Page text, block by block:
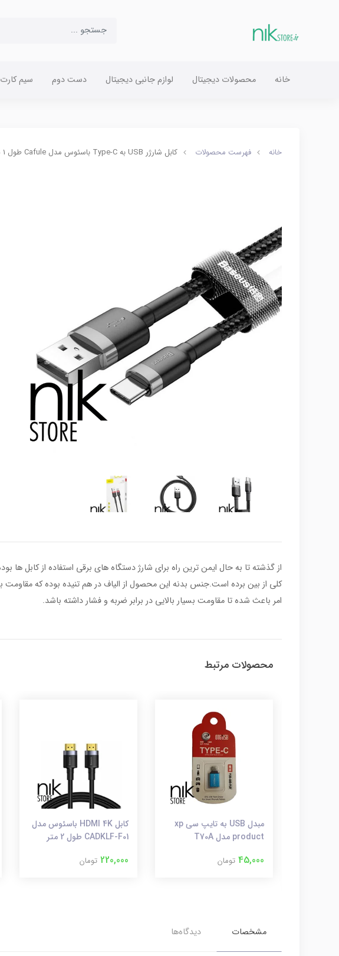
خانه محصولات دیجیتال لوازم جانبی دیجیتال دست دوم سیم کارت
خانه فهرست محصولات کابل شارژر USB به Type-C باسئوس مدل Cafule طول 1 متر
کلی از بین برده است.جنس بدنه این محصول از الیاف در هم تنیده بوده که
امر باعث شده تا مقاومت بسیار بالایی در برابر ضربه و فشار داشته باشد.
محصولات مرتبط
مبدل USB به تایپ سی xp
product مدل T70A
45,000 تومان
کابل HDMI 4K باسئوس مدل
CADKLF-F01 طول 2 متر
220,000 تومان
مشخصات دیدگاه‌ها